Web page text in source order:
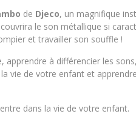
de Djeco, un magnifique
le son métallique si
et travailler son souffle !
apprendre à différencier les
vie de votre enfant et
dans la vie de votre enfant.